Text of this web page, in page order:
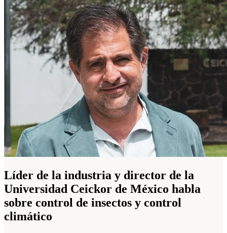
Líder de la industria y director de la
Universidad Ceickor de México habla
sobre control de insectos y control
climático